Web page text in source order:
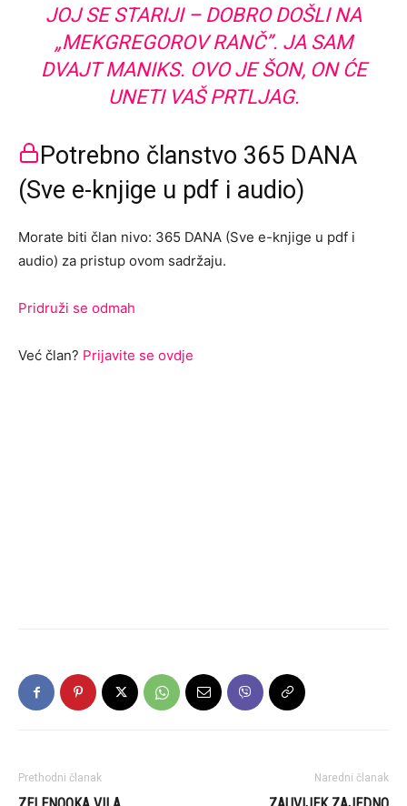
JOJ SE STARIJI – DOBRO DOŠLI NA
„MEKGREGOROV RANČ”. JA SAM
DVAJT MANIKS. OVO JE ŠON, ON ĆE
UNETI VAŠ PRTLJAG.
Potrebno članstvo 365 DANA
(Sve e-knjige u pdf i audio)
Morate biti član nivo: 365 DANA (Sve e-knjige u pdf i
audio) za pristup ovom sadržaju.
Pridruži se odmah
Već član? Prijavite se ovdje
Prethodni članak Naredni članak